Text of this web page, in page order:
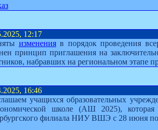
12:17
измененияв порядок проведения
принцип приглашения на
набравших на региональном этапе
16:46
учащихся образовательных
школе (АШ 2025), которая
филиала НИУ ВШЭ с 28 июня по